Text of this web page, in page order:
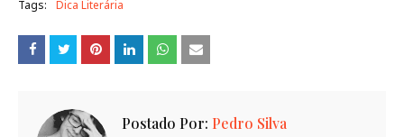
Tags: Dica Literária
Postado Por: Pedro Silva